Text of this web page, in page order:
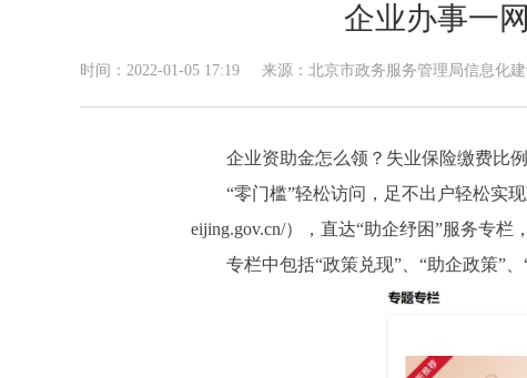
企业办事一
时间：2022-01-05 17:19 来源：北京市政务服务管理局信息化
企业资助金怎么领？失业保险缴费比例
“零门槛”轻松访问，足不出户轻松实现
eijing.gov.cn/），直达“助企纾困”服务专
专栏中包括“政策兑现”、“助企政策”、“